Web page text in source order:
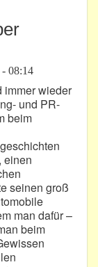
08:14
immer wieder
und PR-
beim
einen
seinen groß
man dafür –
beim